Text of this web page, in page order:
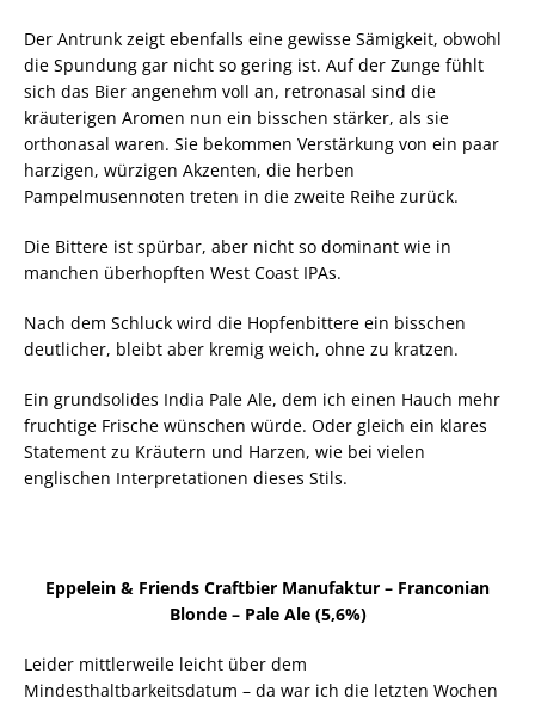
Der Antrunk zeigt ebenfalls eine gewisse Sämigkeit, obwohl
die Spundung gar nicht so gering ist. Auf der Zunge fühlt
sich das Bier angenehm voll an, retronasal sind die
kräuterigen Aromen nun ein bisschen stärker, als sie
orthonasal waren. Sie bekommen Verstärkung von ein paar
harzigen, würzigen Akzenten, die herben
Pampelmusennoten treten in die zweite Reihe zurück.
Die Bittere ist spürbar, aber nicht so dominant wie in
manchen überhopften West Coast IPAs.
Nach dem Schluck wird die Hopfenbittere ein bisschen
deutlicher, bleibt aber kremig weich, ohne zu kratzen.
Ein grundsolides India Pale Ale, dem ich einen Hauch mehr
fruchtige Frische wünschen würde. Oder gleich ein klares
Statement zu Kräutern und Harzen, wie bei vielen
englischen Interpretationen dieses Stils.
Eppelein & Friends Craftbier Manufaktur – Franconian
Blonde – Pale Ale (5,6%)
Leider mittlerweile leicht über dem
Mindesthaltbarkeitsdatum – da war ich die letzten Wochen